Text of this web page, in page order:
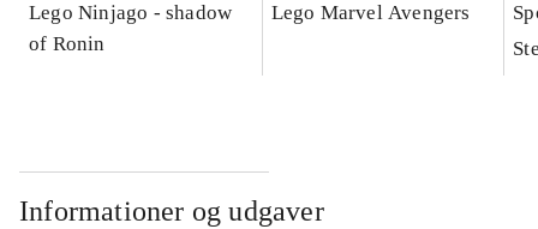
Lego Ninjago - shadow
of Ronin
Lego Marvel Avengers
Informationer og udgaver